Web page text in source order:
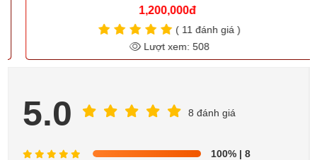
1,200,000đ
( 11 đánh giá )
Lượt xem: 508
5.0 8 đánh giá
100% | 8